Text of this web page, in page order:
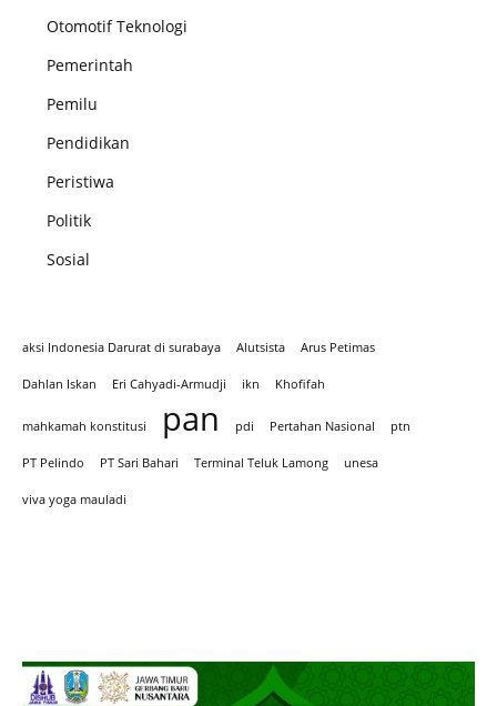
Otomotif Teknologi
Pemerintah
Pemilu
Pendidikan
Peristiwa
Politik
Sosial
aksi Indonesia Darurat di surabaya Alutsista Arus Petimas
Dahlan Iskan Eri Cahyadi-Armudji ikn Khofifah
mahkamah konstitusi pan pdi Pertahan Nasional ptn
PT Pelindo PT Sari Bahari Terminal Teluk Lamong unesa
viva yoga mauladi